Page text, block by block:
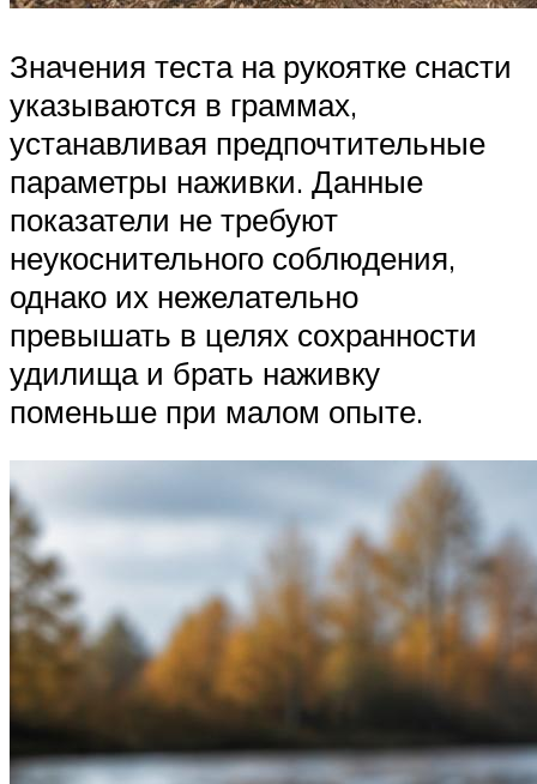
Значения теста на рукоятке снасти
указываются в граммах,
устанавливая предпочтительные
параметры наживки. Данные
показатели не требуют
неукоснительного соблюдения,
однако их нежелательно
превышать в целях сохранности
удилища и брать наживку
поменьше при малом опыте.